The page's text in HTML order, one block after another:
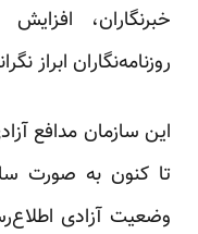
خبرنگاران،
روزنامه‌نگاران ابراز
تا کنون به صورت
وضعیت آزادی